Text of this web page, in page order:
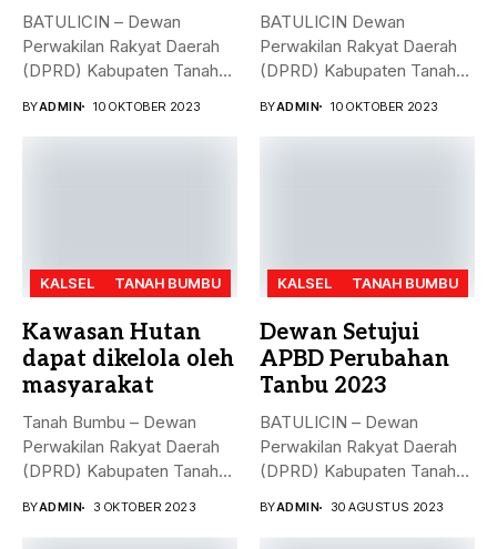
BATULICIN – Dewan
Perwakilan Rakyat Daerah
(DPRD) Kabupaten Tanah
BYADMIN 10 OKTOBER 2023
BATULICIN Dewan
Perwakilan Rakyat Daerah
(DPRD) Kabupaten Tanah
BYADMIN 10 OKTOBER 2023
KALSEL TANAH BUMBU
Kawasan Hutan
dapat dikelola oleh
masyarakat
Tanah Bumbu – Dewan
Perwakilan Rakyat Daerah
(DPRD) Kabupaten Tanah
BYADMIN 3 OKTOBER 2023
KALSEL TANAH BUMBU
Dewan Setujui
APBD Perubahan
Tanbu 2023
BATULICIN – Dewan
Perwakilan Rakyat Daerah
(DPRD) Kabupaten Tanah
BYADMIN 30 AGUSTUS 2023